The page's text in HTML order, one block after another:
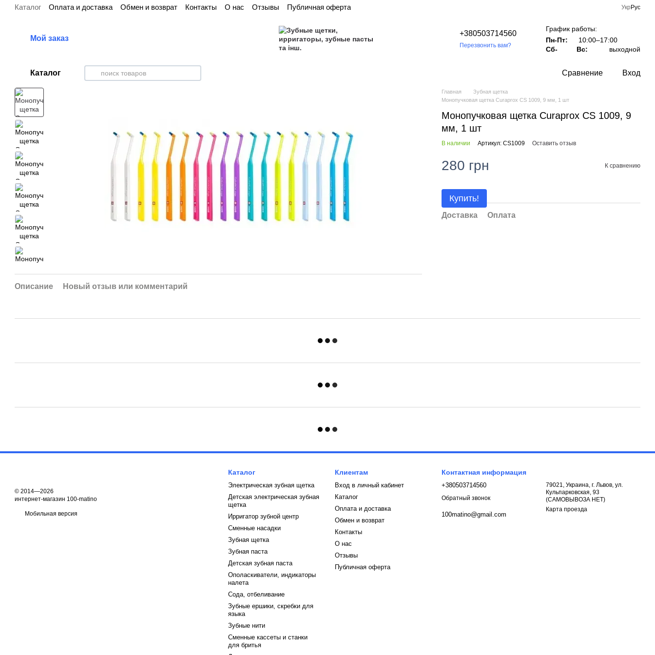
Перейти к основному контенту
Каталог Оплата и доставка Обмен и возврат Контакты О нас Отзывы Публичная оферта Укр Рус
Мой заказ
+380503714560
Перезвонить вам?
График работы:
Пн-Пт:
10:00–17:00
Сб-
Вс: выходной
Каталог Сравнение Вход
Описание Новый отзыв или комментарий
Главная
Зубная щетка
Монопучковая щетка Curaprox CS 1009, 9 мм, 1 шт
Монопучковая щетка Curaprox CS 1009, 9
мм, 1 шт
В наличии Артикул: CS1009 Оставить отзыв
280 грн К сравнению
Купить!
Доставка Оплата
© 2014—2026
интернет-магазин 100-matino
Мобильная версия
Каталог
Электрическая зубная щетка
Детская электрическая зубная
щетка
Ирригатор зубной центр
Сменные насадки
Зубная щетка
Зубная паста
Детская зубная паста
Ополаскиватели, индикаторы
налета
Сода, отбеливание
Зубные ершики, скребки для
языка
Зубные нити
Сменные кассеты и станки
для бритья
Клиентам
Вход в личный кабинет
Каталог
Оплата и доставка
Обмен и возврат
Контакты
О нас
Отзывы
Публичная оферта
Контактная информация
+380503714560
Обратный звонок
100matino@gmail.com
79021, Украина, г. Львов, ул.
Кульпарковская, 93
(САМОВЫВОЗА НЕТ)
Карта проезда